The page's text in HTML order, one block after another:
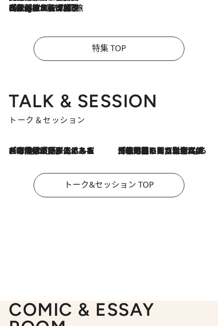
2026.8.4
【厳選旅コスメ】「紫外線＆乾燥対策しながらメイク感も！」ヘア＆メイクGeorgeが選んだ夏旅ベストコスメを発表！【Mサイズジップ】
特集 TOP
TALK & SESSION
トーク＆セッション
2026.8.3
「今後値上げがあるとすれば…」「リスクがあるのは今年の冬」エネルギー専門家が語る、ホルムズ海峡封鎖が家庭にもたらす“ある心配” 2026.8.3
「住宅建てられない…」「サーチャージ料の高値が続いている」ホルムズ海峡封鎖による影響はいつまで続く？《エネルギー専門家に聞く“どうなる日本の暮らし”》
トーク&セッション TOP
COMIC & ESSAY